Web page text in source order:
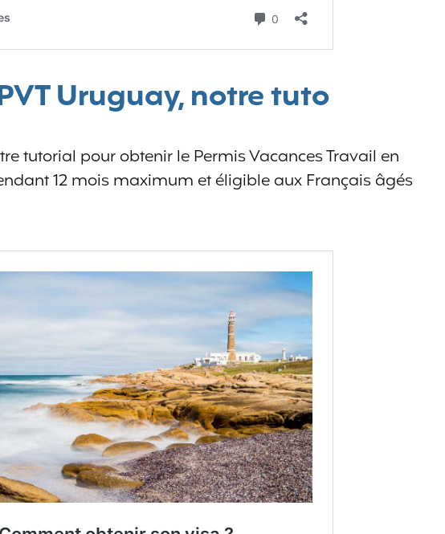
Uruguay, notre tuto
tutorial pour obtenir le Permis Vacances Travail en
12 mois maximum et éligible aux Français âgés